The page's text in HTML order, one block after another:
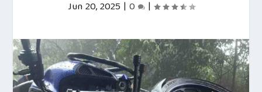
Jun 20, 2025 | 0 |